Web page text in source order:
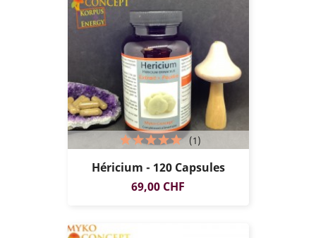
Héricium - 120 Capsules
Prix
69,00 CHF
(1)